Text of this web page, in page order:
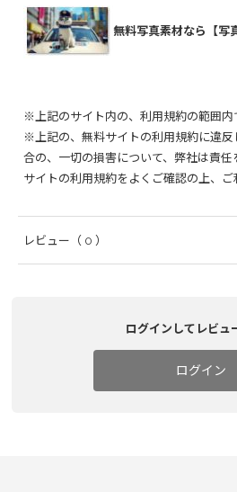
無料写真素材なら【写
※上記のサイト内の、利用規約の範囲内
※上記の、無料サイトの利用規約に違
合の、一切の損害について、弊社は責任
サイトの利用規約をよくご確認の上、ご
レビュー （ 0 ）
ログインしてレビュ
ログイン